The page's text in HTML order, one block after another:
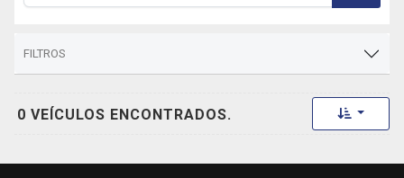
FILTROS
0 VEÍCULOS ENCONTRADOS. Toggle